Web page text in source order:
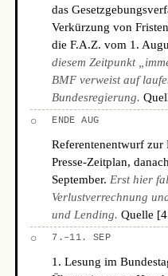
das
Verkürzung von
die F.A.Z. vom 1.
diesem Zeitpunkt
BMF verweist auf
Bundesregierung.
○ ENDE AUG
Referentenentwurf
Presse-Zeitplan,
September. Erst hier
Verlustverrechnung
und Lending. Quelle
○ 7.–11. SEP
1. Lesung im